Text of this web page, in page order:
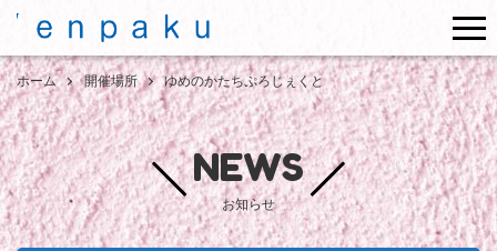
ホーム 開催場所 ゆめのかたちぷろじぇくと
NEWS
お知らせ